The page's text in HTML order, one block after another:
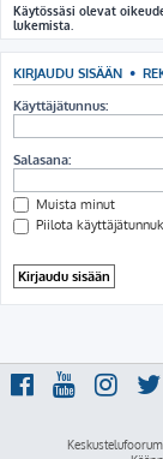
Käytössäsi olevat
lukemista.
KIRJAUDU SISÄÄN •
Käyttäjätunnus:
Salasana:
Muista minut
Piilota